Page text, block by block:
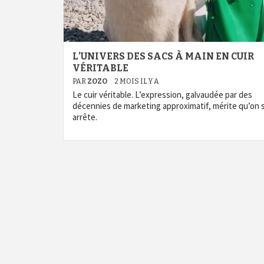
L’UNIVERS DES SACS À MAIN EN CUIR
VÉRITABLE
PAR ZOZO 2 MOIS IL Y A
Le cuir véritable. L’expression, galvaudée par des
décennies de marketing approximatif, mérite qu’on
arrête.